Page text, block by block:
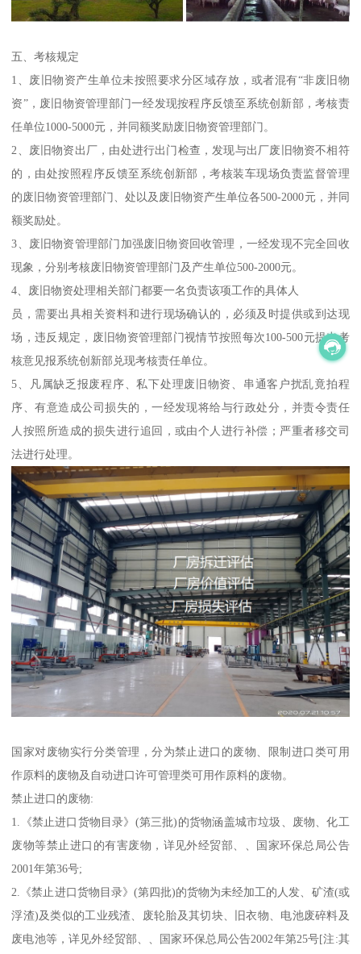
五、考核规定
1、废旧物资产生单位未按照要求分区域存放，或者混有“非废旧物
资”，废旧物资管理部门一经发现按程序反馈至系统创新部，考核责
任单位1000-5000元，并同额奖励废旧物资管理部门。
2、废旧物资出厂，由处进行出门检查，发现与出厂废旧物资不相符
的，由处按照程序反馈至系统创新部，考核装车现场负责监督管理
的废旧物资管理部门、处以及废旧物资产生单位各500-2000元，并同
额奖励处。
3、废旧物资管理部门加强废旧物资回收管理，一经发现不完全回收
现象，分别考核废旧物资管理部门及产生单位500-2000元。
4、废旧物资处理相关部门都要一名负责该项工作的具体人
员，需要出具相关资料和进行现场确认的，必须及时提供或到达现
场，违反规定，废旧物资管理部门视情节按照每次100-500元提出考
核意见报系统创新部兑现考核责任单位。
5、凡属缺乏报废程序、私下处理废旧物资、串通客户扰乱竟拍程
序、有意造成公司损失的，一经发现将给与行政处分，并责令责任
人按照所造成的损失进行追回，或由个人进行补偿；严重者移交司
法进行处理。
国家对废物实行分类管理，分为禁止进口的废物、限制进口类可用
作原料的废物及自动进口许可管理类可用作原料的废物。
禁止进口的废物:
1.《禁止进口货物目录》(第三批)的货物涵盖城市垃圾、废物、化工
废物等禁止进口的有害废物，详见外经贸部、、国家环保总局公告
2001年第36号;
2.《禁止进口货物目录》(第四批)的货物为未经加工的人发、矿渣(或
浮渣)及类似的工业残渣、废轮胎及其切块、旧衣物、电池废碎料及
废电池等，详见外经贸部、、国家环保总局公告2002年第25号[注:其